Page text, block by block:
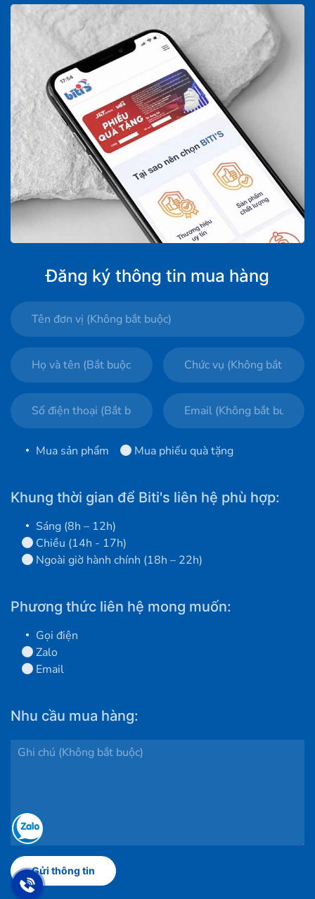
Đăng ký thông tin mua hàng
Mua sản phẩm Mua phiếu quà tặng
Khung thời gian để Biti's liên hệ phù hợp:
Sáng (8h – 12h)
Chiều (14h - 17h)
Ngoài giờ hành chính (18h – 22h)
Phương thức liên hệ mong muốn:
Gọi điện
Zalo
Email
Nhu cầu mua hàng: